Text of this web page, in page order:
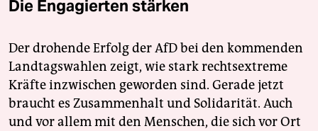
Die Engagierten stärken
Der drohende Erfolg der AfD bei den kommenden
Landtagswahlen zeigt, wie stark rechtsextreme
Kräfte inzwischen geworden sind. Gerade jetzt
braucht es Zusammenhalt und Solidarität. Auch
und vor allem mit den Menschen, die sich vor Ort